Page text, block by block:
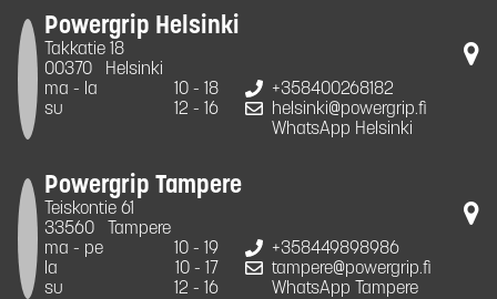
Powergrip Helsinki
Takkatie 18
00370
Helsinki
ma - la
10 - 18
su
12 - 16
+358400268182
helsinki@powergrip.fi
WhatsApp Helsinki
Powergrip Tampere
Teiskontie 61
33560
Tampere
ma - pe
10 - 19
la
10 - 17
su
12 - 16
+358449898986
tampere@powergrip.fi
WhatsApp Tampere